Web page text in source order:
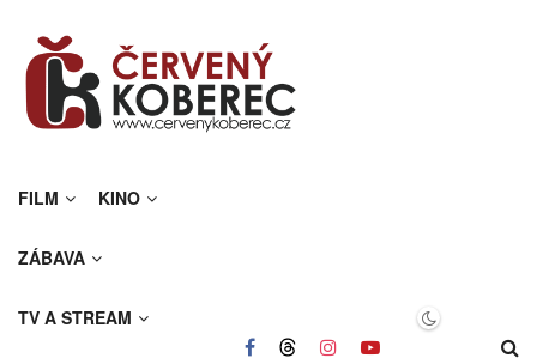
FILM KINO
ZÁBAVA
TV A STREAM